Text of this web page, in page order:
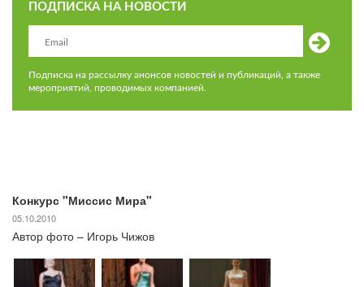
ПОДПИСКА НА НОВОСТИ
Подписка на рассылку анонсов новостей и публикаций, а также
мероприятий, проводимых компанией.
Конкурс "Миссис Мира"
05.10.2010
Автор фото – Игорь Чижов